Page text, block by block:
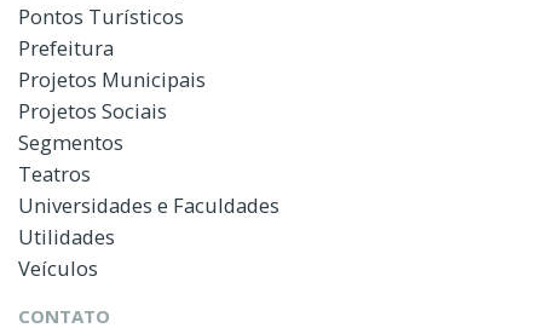
Pontos Turísticos
Prefeitura
Projetos Municipais
Projetos Sociais
Segmentos
Teatros
Universidades e Faculdades
Utilidades
Veículos
CONTATO